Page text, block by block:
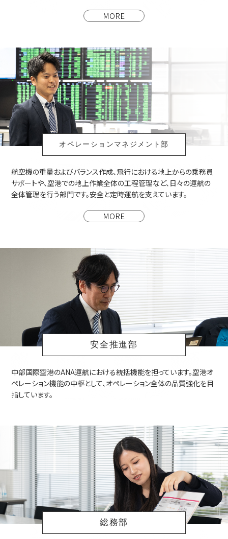
オペレーションマネジメント部
航空機の重量およびバランス作成、飛行における地上からの乗務員
サポートや、空港での地上作業全体の工程管理など、日々の運航の
全体管理を行う部門です。安全と定時運航を支えています。
安全推進部
中部国際空港のANA運航における統括機能を担っています。空港オ
ペレーション機能の中枢として、オペレーション全体の品質強化を目
指しています。
総務部